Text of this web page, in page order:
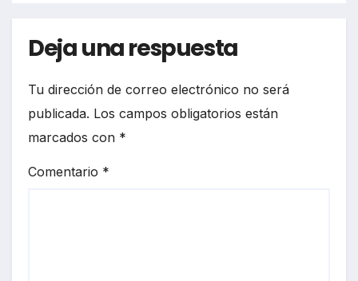
Deja una respuesta
Tu dirección de correo electrónico no será
publicada. Los campos obligatorios están
marcados con *
Comentario *